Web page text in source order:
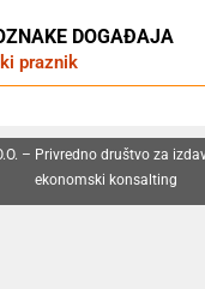
DOGAĐAJA
praznik
– Privredno društvo za
ekonomski konsalting